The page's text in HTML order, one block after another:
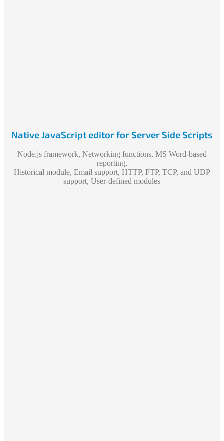
Native JavaScript editor for Server Side Scripts
Node.js framework, Networking functions, MS Word-based
reporting,
Historical module, Email support, HTTP, FTP, TCP, and UDP
support, User-defined modules